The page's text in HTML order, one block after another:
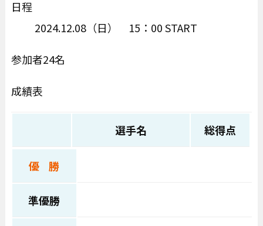
日程
2024.12.08（日） 15：00 START
参加者24名
成績表
選手名 総得点
優 勝
準優勝